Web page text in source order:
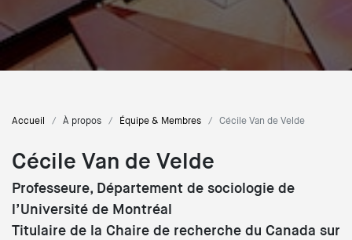
Accueil À propos Équipe & Membres Cécile Van de Velde
Cécile Van de Velde
Professeure, Département de sociologie de
l’Université de Montréal
Titulaire de la Chaire de recherche du Canada sur